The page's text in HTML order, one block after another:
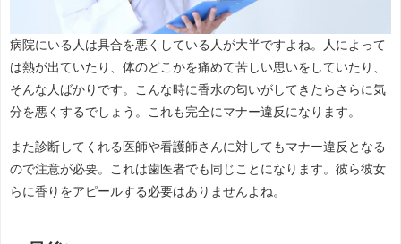
病院にいる人は具合を悪くしている人が大半ですよね。人によって
は熱が出ていたり、体のどこかを痛めて苦しい思いをしていたり、
そんな人ばかりです。こんな時に香水の匂いがしてきたらさらに気
分を悪くするでしょう。これも完全にマナー違反になります。
また診断してくれる医師や看護師さんに対してもマナー違反となる
ので注意が必要。これは歯医者でも同じことになります。彼ら彼女
らに香りをアピールする必要はありませんよね。